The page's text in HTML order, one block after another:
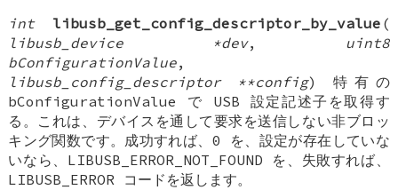
int
libusb_get_config_descriptor_by_value (
libusb_device *dev, uint8
bConfigurationValue,
libusb_config_descriptor **config) 特有の
bConfigurationValue で USB 設定記述子を取得す
る。これは、デバイスを通して要求を送信しない非ブロッ
キング関数です。成功すれば、0 を、設定が存在していな
いなら、LIBUSB_ERROR_NOT_FOUND を、失敗すれば、
LIBUSB_ERROR コードを返します。